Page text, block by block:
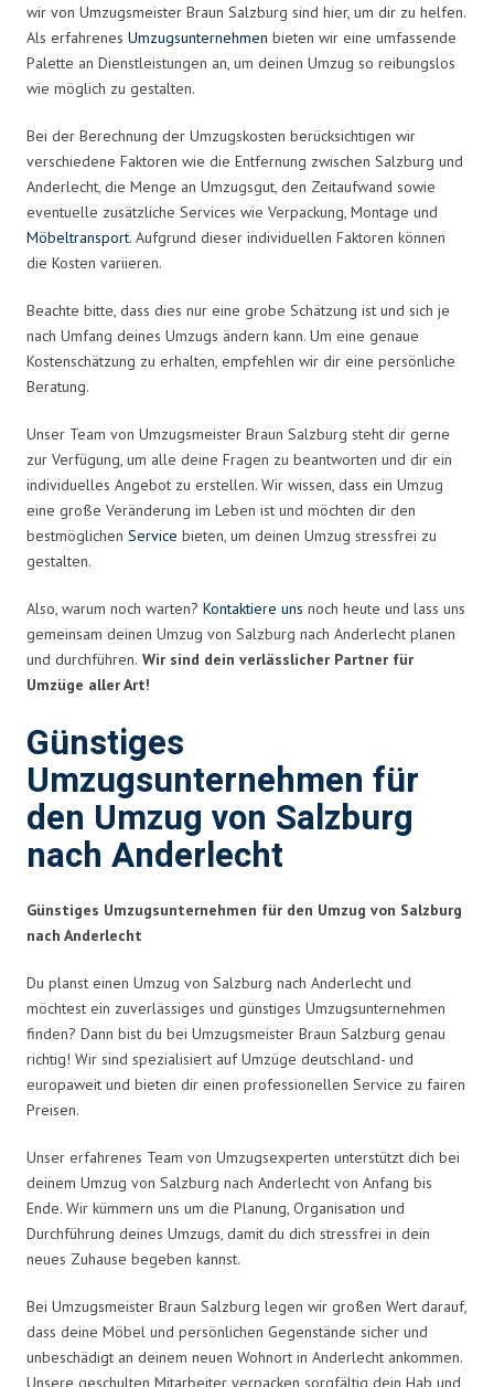
wir von Umzugsmeister Braun Salzburg sind hier, um dir zu helfen.
Als erfahrenes Umzugsunternehmen bieten wir eine umfassende
Palette an Dienstleistungen an, um deinen Umzug so reibungslos
wie möglich zu gestalten.
Bei der Berechnung der Umzugskosten berücksichtigen wir
verschiedene Faktoren wie die Entfernung zwischen Salzburg und
Anderlecht, die Menge an Umzugsgut, den Zeitaufwand sowie
eventuelle zusätzliche Services wie Verpackung, Montage und
Möbeltransport. Aufgrund dieser individuellen Faktoren können
die Kosten variieren.
Beachte bitte, dass dies nur eine grobe Schätzung ist und sich je
nach Umfang deines Umzugs ändern kann. Um eine genaue
Kostenschätzung zu erhalten, empfehlen wir dir eine persönliche
Beratung.
Unser Team von Umzugsmeister Braun Salzburg steht dir gerne
zur Verfügung, um alle deine Fragen zu beantworten und dir ein
individuelles Angebot zu erstellen. Wir wissen, dass ein Umzug
eine große Veränderung im Leben ist und möchten dir den
bestmöglichen Service bieten, um deinen Umzug stressfrei zu
gestalten.
Also, warum noch warten? Kontaktiere uns noch heute und lass uns
gemeinsam deinen Umzug von Salzburg nach Anderlecht planen
und durchführen. Wir sind dein verlässlicher Partner für
Umzüge aller Art!
Günstiges
Umzugsunternehmen für
den Umzug von Salzburg
nach Anderlecht
Günstiges Umzugsunternehmen für den Umzug von Salzburg
nach Anderlecht
Du planst einen Umzug von Salzburg nach Anderlecht und
möchtest ein zuverlässiges und günstiges Umzugsunternehmen
finden? Dann bist du bei Umzugsmeister Braun Salzburg genau
richtig! Wir sind spezialisiert auf Umzüge deutschland- und
europaweit und bieten dir einen professionellen Service zu fairen
Preisen.
Unser erfahrenes Team von Umzugsexperten unterstützt dich bei
deinem Umzug von Salzburg nach Anderlecht von Anfang bis
Ende. Wir kümmern uns um die Planung, Organisation und
Durchführung deines Umzugs, damit du dich stressfrei in dein
neues Zuhause begeben kannst.
Bei Umzugsmeister Braun Salzburg legen wir großen Wert darauf,
dass deine Möbel und persönlichen Gegenstände sicher und
unbeschädigt an deinem neuen Wohnort in Anderlecht ankommen.
Unsere geschulten Mitarbeiter verpacken sorgfältig dein Hab und